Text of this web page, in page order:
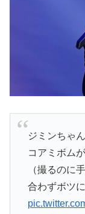
ジミンちゃ
コアミボム
（撮るのに
合わずボツ